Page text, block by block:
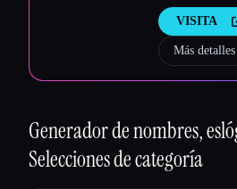
trabajo y vídeos
VISITA
Más detalles
Generador de nombres,
Selecciones de categoría